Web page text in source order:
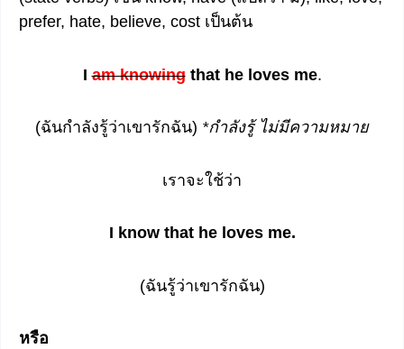
prefer, hate, believe, cost เป็นต้น
Iam knowingthat he loves me.
(ฉันกำลังรู้ว่าเขารักฉัน) *กำลังรู้ ไม่มีความหมาย
เราจะใช้ว่า
I know that he loves me.
(ฉันรู้ว่าเขารักฉัน)
หรือ